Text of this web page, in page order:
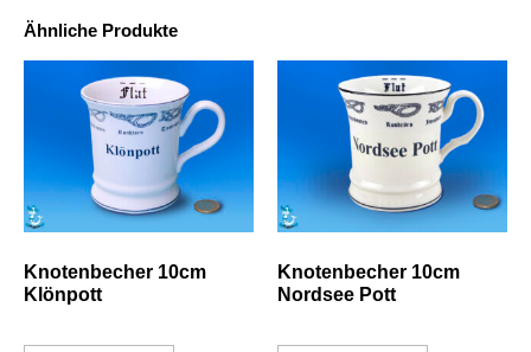
Ähnliche Produkte
Knotenbecher 10cm
Klönpott
Knotenbecher 10cm
Nordsee Pott